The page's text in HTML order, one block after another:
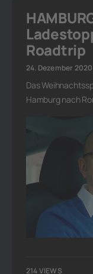
Roadtrip
24. Dezember 2020
Das
Hamburg nach
214 VIEWS